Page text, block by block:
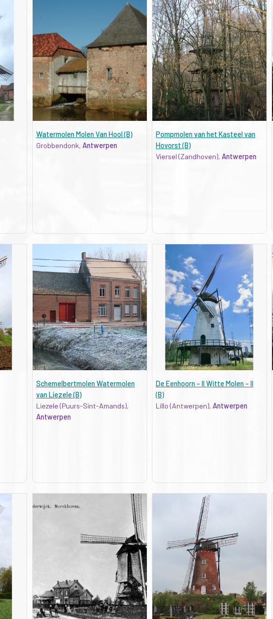
Watermolen Molen Van Hool (B)
Grobbendonk, Antwerpen
Pompmolen van het Kasteel van
Hovorst (B)
Viersel (Zandhoven), Antwerpen
Schemelbertmolen Watermolen
van Liezele (B)
Liezele (Puurs-Sint-Amands),
Antwerpen
De Eenhoorn - II Witte Molen - II
(B)
Lillo (Antwerpen), Antwerpen